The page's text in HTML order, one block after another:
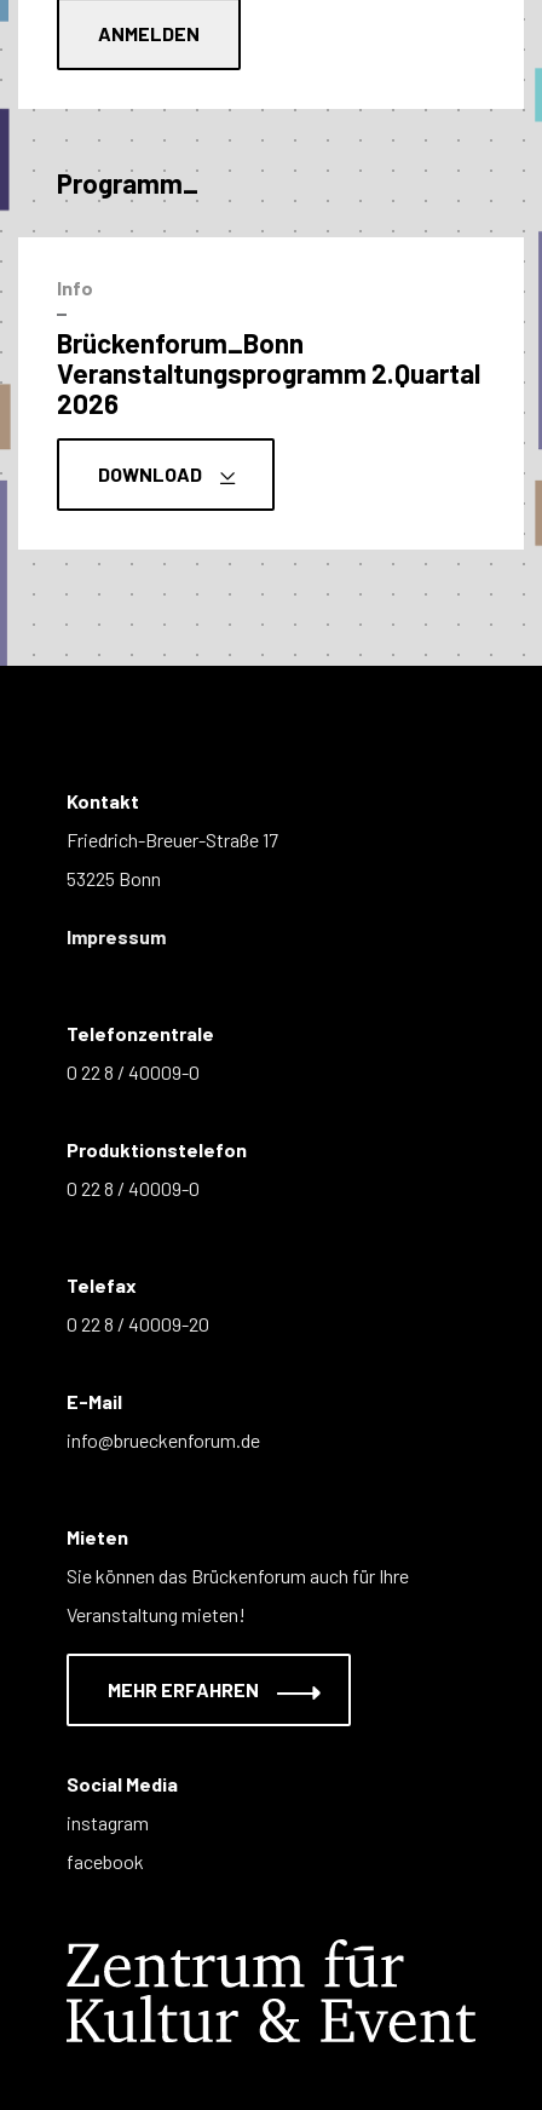
Programm_
Info
–
Brückenforum_Bonn
Veranstaltungs­programm 2.Quartal
2026
DOWNLOAD
Kontakt
Friedrich-Breuer-Straße 17
53225 Bonn
Impressum
Telefonzentrale
0 22 8 / 40009-0
Produktionstelefon
0 22 8 / 40009-0
Telefax
0 22 8 / 40009-20
E-Mail
info@brueckenforum.de
Mieten
Sie können das Brückenforum auch für Ihre
Veranstaltung mieten!
MEHR ERFAHREN
Social Media
instagram
facebook